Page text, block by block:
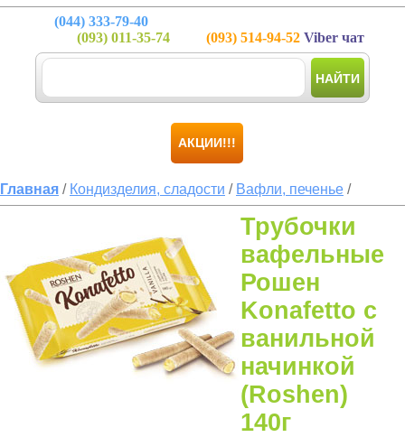
(044) 333-79-40
(093) 011-35-74 (093) 514-94-52 Viber чат
НАЙТИ
АКЦИИ!!!
Главная / Кондизделия, сладости / Вафли, печенье /
Трубочки
вафельные
Рошен
Konafetto с
ванильной
начинкой
(Roshen)
140г